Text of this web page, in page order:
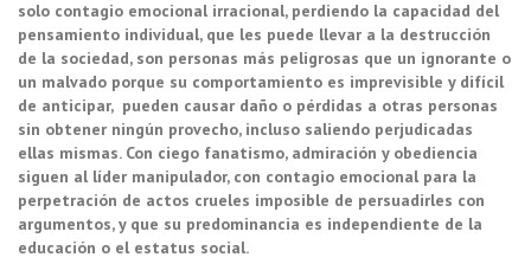
solo contagio emocional irracional, perdiendo la capacidad del
pensamiento individual, que les puede llevar a la destrucción
de la sociedad, son personas más peligrosas que un ignorante o
un malvado porque su comportamiento es imprevisible y difícil
de anticipar, pueden causar daño o pérdidas a otras personas
sin obtener ningún provecho, incluso saliendo perjudicadas
ellas mismas. Con ciego fanatismo, admiración y obediencia
siguen al líder manipulador, con contagio emocional para la
perpetración de actos crueles imposible de persuadirles con
argumentos, y que su predominancia es independiente de la
educación o el estatus social.